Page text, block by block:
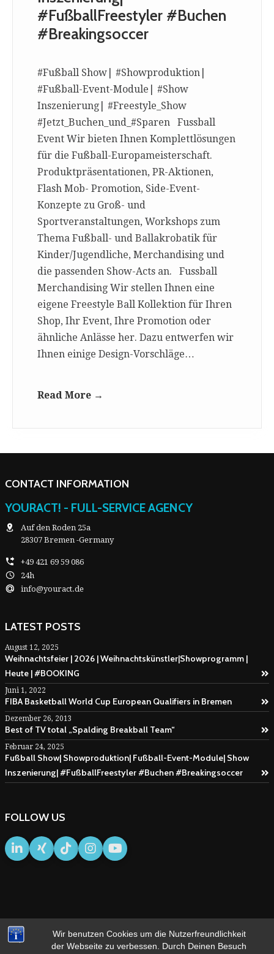
Wir benutzen Cookies um die Nutzerfreundlichkeit
der Webseite zu verbessen. Durch Deinen Besuch
#FußballFreestyler #Buchen
#Breakingsoccer
#Fußball Show| #Showproduktion|
#Fußball-Event-Module| #Show
Inszenierung| #Freestyle_Show
#Jetzt_Buchen_und_#Sparen Fussball
Event Wir bieten Ihnen Komplettlösungen
für die Fußball-Europameisterschaft.
Produktpräsentationen, PR-Aktionen,
Flash Mob- Promotion, Side-Event-
Konzepte zu Groß- und
Sportveranstaltungen, Workshops zum
Thema Fußball- und Ballakrobatik für
Kinder/Jugendliche, Merchandising und
die passenden Show-Acts an. Fussball
Merchandising Wir stellen Ihnen eine
eigene Freestyle Ball Kollektion für Ihren
Shop, Ihr Event, Ihre Promotion oder
ähnliche Anlässe her. Dazu entwerfen wir
Ihnen einige Design-Vorschläge…
Read More →
CONTACT INFORMATION
YOURACT! - FULL-SERVICE AGENCY
Auf den Roden 25a
28307 Bremen -Germany
+49 421 69 59 086
24h
info@youract.de
LATEST POSTS
August 12, 2025
Weihnachtsfeier | 2026 | Weihnachtskünstler|Showprogramm |
Heute | #BOOKING
Juni 1, 2022
FIBA Basketball World Cup European Qualifiers in Bremen
Dezember 26, 2013
Best of TV total „Spalding Breakball Team“
Februar 24, 2025
Fußball Show| Showproduktion| Fußball-Event-Module| Show
Inszenierung| #FußballFreestyler #Buchen #Breakingsoccer
FOLLOW US
IMPRESSUM AGB